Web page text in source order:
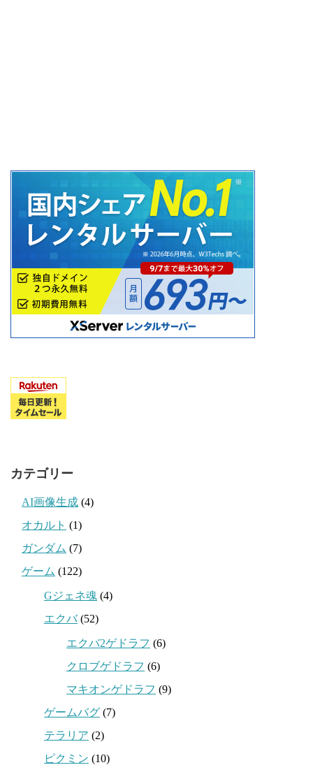
カテゴリー
AI画像生成 (4)
オカルト (1)
ガンダム (7)
ゲーム (122)
Gジェネ魂 (4)
エクバ(52)
エクバ2ゲドラフ (6)
クロブゲドラフ (6)
マキオンゲドラフ (9)
ゲームバグ (7)
テラリア (2)
ピクミン (10)